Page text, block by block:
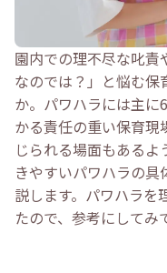
園内での理不尽な叱責
なのでは？」と悩む保
か。パワハラには主に
かる責任の重い保育
じられる場面もあるよ
きやすいパワハラの具
説します。パワハラを
たので、参考にしてみ